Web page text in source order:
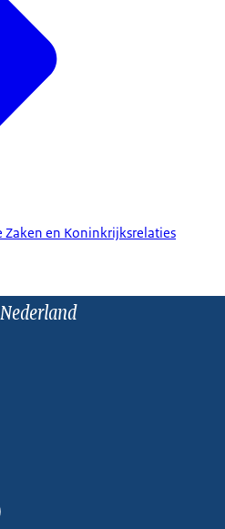
en Koninkrijksrelaties